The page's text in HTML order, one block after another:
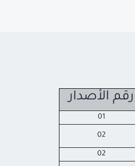
رقم الأصدار
01
02
02